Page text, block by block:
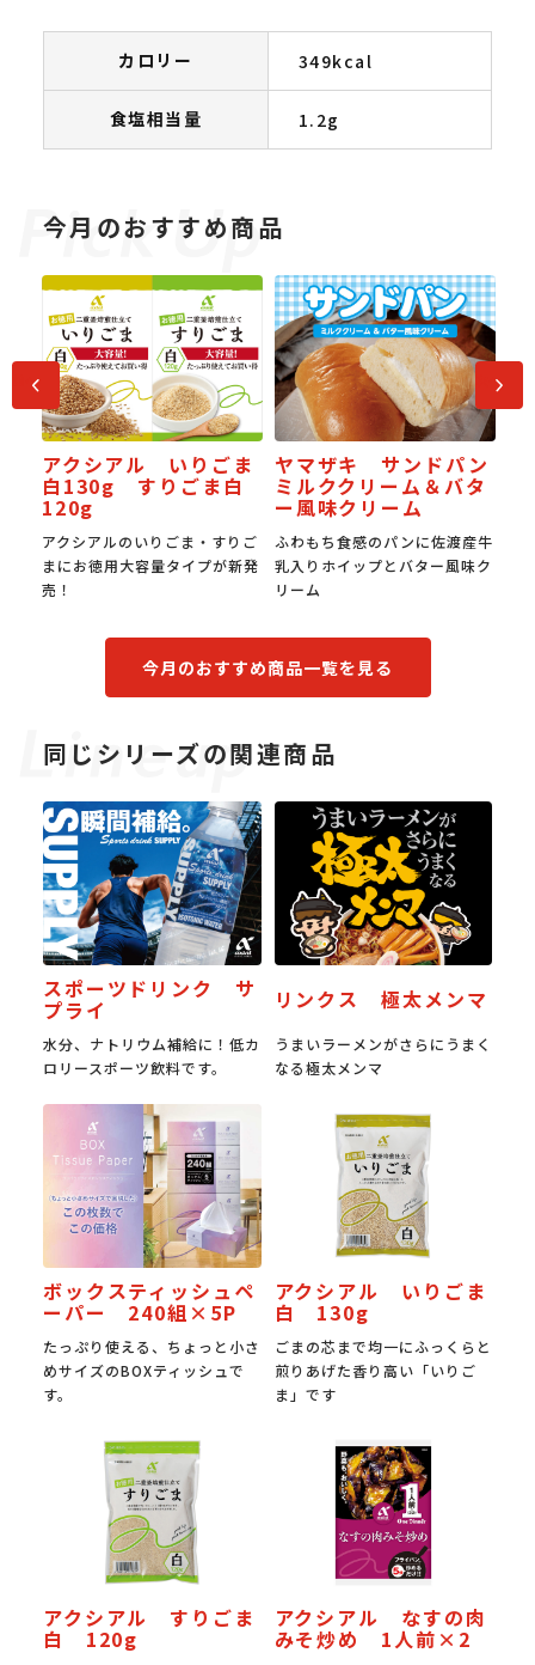
カロリー 349kcal
食塩相当量 1.2g
今月のおすすめ商品
前へ
アクシアル いりごま
白130g すりごま白
120g
アクシアルのいりごま・すりご
まにお徳用大容量タイプが新発
売！
ヤマザキ サンドパン
ミルククリーム＆バタ
ー風味クリーム
ふわもち食感のパンに佐渡産牛
乳入りホイップとバター風味ク
リーム
次へ
今月のおすすめ商品一覧を見る
同じシリーズの関連商品
スポーツドリンク サ
プライ
水分、ナトリウム補給に！低カ
ロリースポーツ飲料です。
リンクス 極太メンマ
うまいラーメンがさらにうまく
なる極太メンマ
ボックスティッシュペ
ーパー 240組×5P
たっぷり使える、ちょっと小さ
めサイズのBOXティッシュで
す。
アクシアル いりごま
白 130g
ごまの芯まで均一にふっくらと
煎りあげた香り高い「いりご
ま」です
アクシアル すりごま
白 120g
アクシアル なすの肉
みそ炒め 1人前×2